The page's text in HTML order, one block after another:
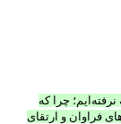
چرا که
فراوان و ارتقای